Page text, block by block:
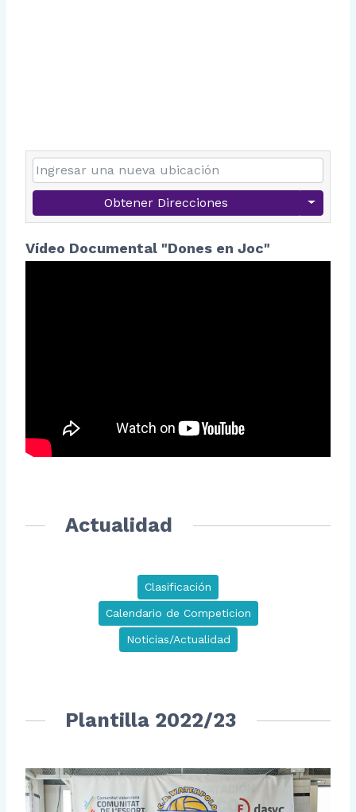
Obtener Direcciones
Vídeo Documental "Dones en Joc"
Actualidad
Clasificación
Calendario de Competicion
Noticias/Actualidad
Plantilla 2022/23